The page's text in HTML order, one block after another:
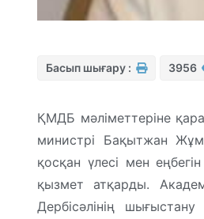
Басып шығару : 3956
ҚМДБ мәліметтеріне
министрі Бақытжан
қосқан үлесі мен
қызмет атқарды.
Дербісәлінің